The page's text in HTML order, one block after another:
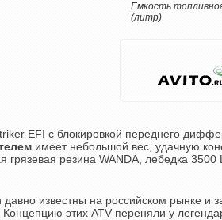
Емкость
(литр)
EFI с блокировкой переднего
имеет небольшой вес, удачную
грязевая резина WANDA, лебедка
известны на российском рынке и
этих ATV переняли у